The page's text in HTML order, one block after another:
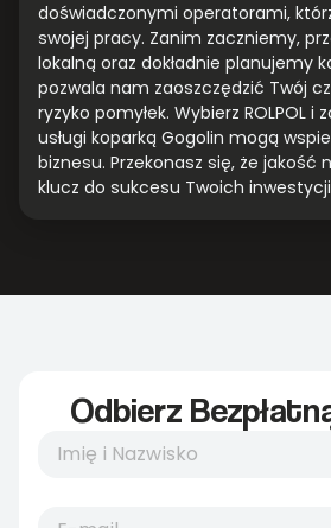
doświadczonymi operatorami,
swojej pracy. Zanim zaczniemy,
lokalną oraz dokładnie planujemy
pozwala nam zaoszczędzić Twój
ryzyko pomyłek. Wybierz ROLPOL i
usługi koparką Gogolin mogą
biznesu. Przekonasz się, że jakość
klucz do sukcesu Twoich
Odbierz